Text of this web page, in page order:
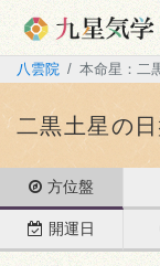
八雲院 本命星：二
二黒土星の
方位盤
開運日